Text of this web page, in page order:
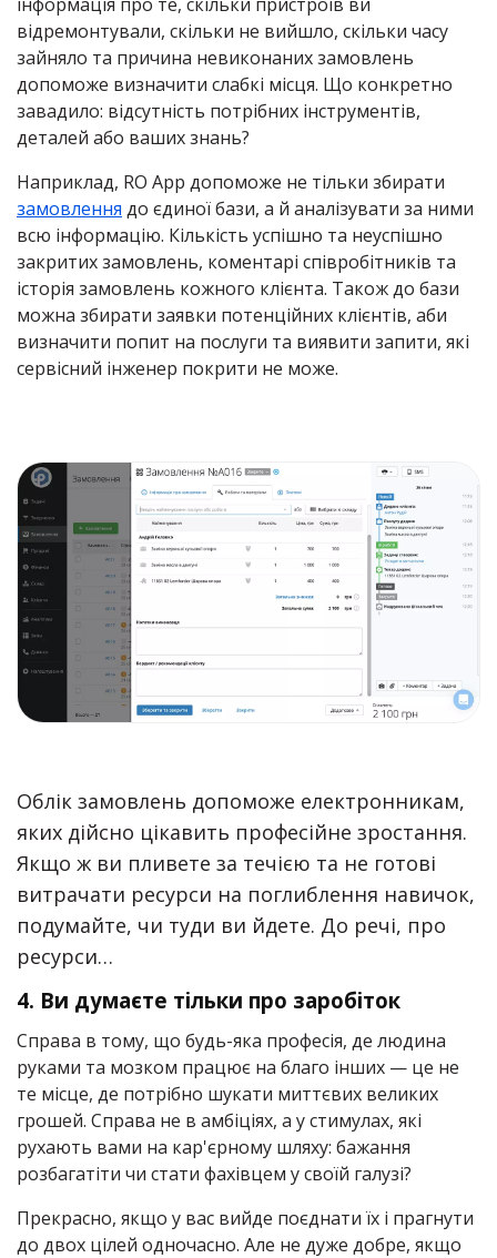
відремонтували, скільки не вийшло, скільки часу
зайняло та причина невиконаних замовлень
допоможе визначити слабкі місця. Що конкретно
завадило: відсутність потрібних інструментів,
деталей або ваших знань?
Наприклад, RO App допоможе не тільки збирати
замовлення до єдиної бази, а й аналізувати за ними
всю інформацію. Кількість успішно та неуспішно
закритих замовлень, коментарі співробітників та
історія замовлень кожного клієнта. Також до бази
можна збирати заявки потенційних клієнтів, аби
визначити попит на послуги та виявити запити, які
сервісний інженер покрити не може.
Облік замовлень допоможе електронникам,
яких дійсно цікавить професійне зростання.
Якщо ж ви пливете за течією та не готові
витрачати ресурси на поглиблення навичок,
подумайте, чи туди ви йдете. До речі, про
ресурси…
4. Ви думаєте тільки про заробіток
Справа в тому, що будь-яка професія, де людина
руками та мозком працює на благо інших — це не
те місце, де потрібно шукати миттєвих великих
грошей. Справа не в амбіціях, а у стимулах, які
рухають вами на кар'єрному шляху: бажання
розбагатіти чи стати фахівцем у своїй галузі?
Прекрасно, якщо у вас вийде поєднати їх і прагнути
до двох цілей одночасно. Але не дуже добре, якщо